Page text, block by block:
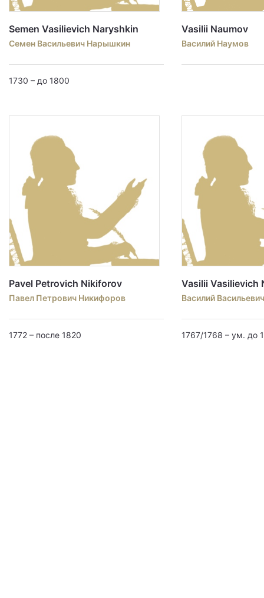
Semen Vasilievich Naryshkin
Семен Васильевич Нарышкин
1730 – до 1800
Vasilii Naumov
Василий Наумов
Pavel Petrovich Nikiforov
Павел Петрович Никифоров
1772 – после 1820
Vasilii Vasilievich
Василий
1767/1768 – ум. до